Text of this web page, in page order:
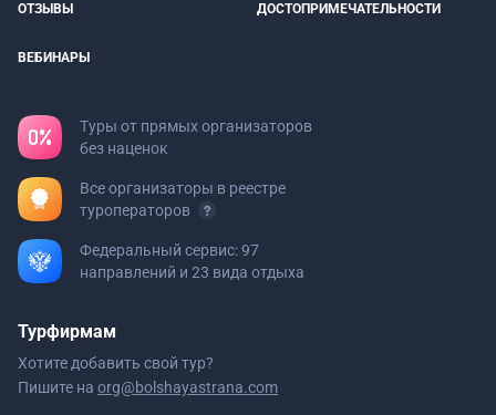
ОТЗЫВЫ ДОСТОПРИМЕЧАТЕЛЬНОСТИ
ВЕБИНАРЫ
Туры от прямых организаторов
без наценок
Все организаторы в реестре
туроператоров
Федеральный сервис: 97
направлений и 23 вида отдыха
Турфирмам
Хотите добавить свой тур?
Пишите на org@bolshayastrana.com